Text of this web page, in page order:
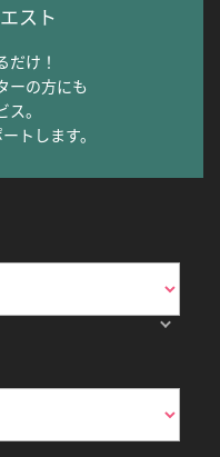
スト
だけ！
ーの方にも
。
トします。